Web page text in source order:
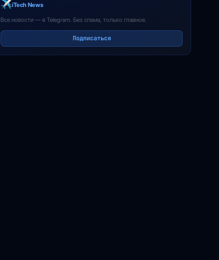
iTech News
Все новости — в Telegram. Без спама, только главное.
Подписаться